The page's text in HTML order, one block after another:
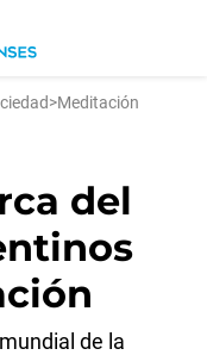
>Meditación
del
de la